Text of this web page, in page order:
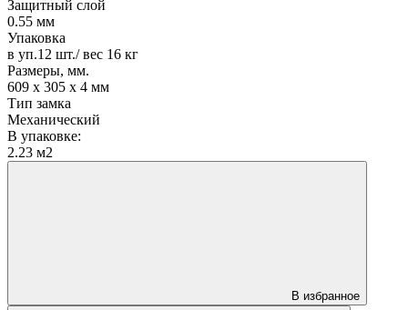
Защитный слой
0.55 мм
Упаковка
в уп.12 шт./ вес 16 кг
Размеры, мм.
609 х 305 х 4 мм
Тип замка
Механический
В упаковке:
2.23 м2
В избранное